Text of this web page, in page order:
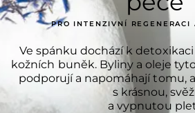
PRO INTENZIVNÍ REGENERACI
Ve spánku dochází k
kožních buněk. Byliny a oleje
podporují a napomáhají tomu,
s krásnou,
a vypnutou